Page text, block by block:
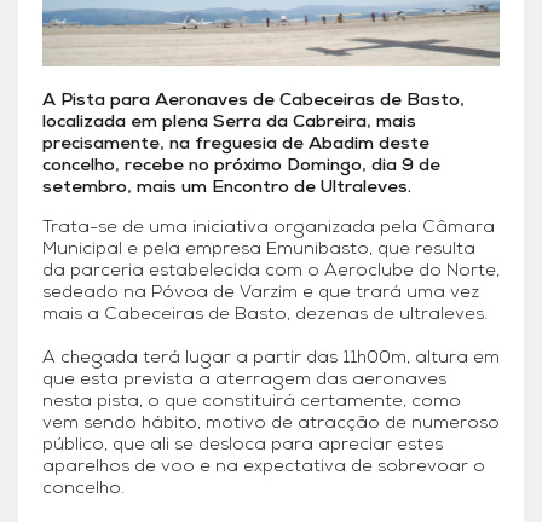
A Pista para Aeronaves de Cabeceiras de Basto,
localizada em plena Serra da Cabreira, mais
precisamente, na freguesia de Abadim deste
concelho, recebe no próximo Domingo, dia 9 de
setembro, mais um Encontro de Ultraleves.
Trata-se de uma iniciativa organizada pela Câmara
Municipal e pela empresa Emunibasto, que resulta
da parceria estabelecida com o Aeroclube do Norte,
sedeado na Póvoa de Varzim e que trará uma vez
mais a Cabeceiras de Basto, dezenas de ultraleves.
A chegada terá lugar a partir das 11h00m, altura em
que esta prevista a aterragem das aeronaves
nesta pista, o que constituirá certamente, como
vem sendo hábito, motivo de atracção de numeroso
público, que ali se desloca para apreciar estes
aparelhos de voo e na expectativa de sobrevoar o
concelho.